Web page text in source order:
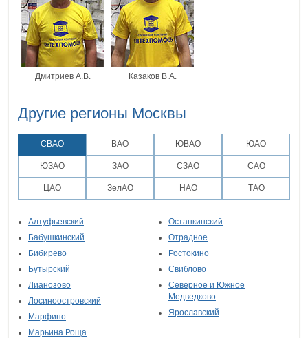
Дмитриев А.В. Казаков В.А.
Другие регионы Москвы
СВАО ВАО ЮВАО ЮАО
ЮЗАО ЗАО СЗАО САО
ЦАО ЗелАО НАО ТАО
Алтуфьевский
Бабушкинский
Бибирево
Бутырский
Лианозово
Лосиноостровский
Марфино
Марьина Роща
Останкинский
Отрадное
Ростокино
Свиблово
Северное и Южное
Медведково
Ярославский